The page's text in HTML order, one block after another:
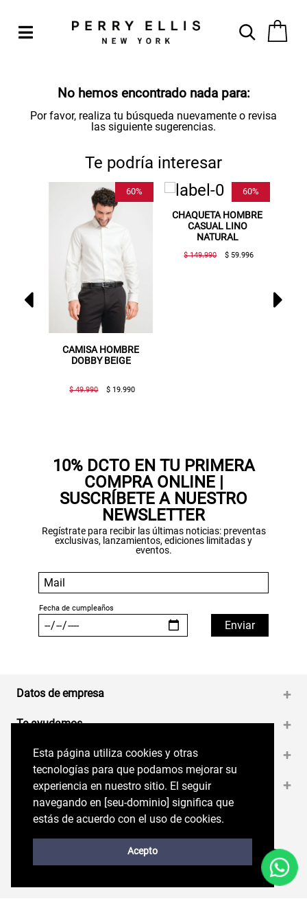
Esta página utiliza cookies y otras
tecnologías para que podamos mejorar su
experiencia en nuestro sitio. El seguir
navegando en perryellis.cl significa que estás
de acuerdo con el uso de cookies.
Acepto
Esta página utiliza cookies y otras
tecnologías para que podamos mejorar su
experiencia en nuestro sitio. El seguir
navegando en [seu-dominio] significa que
estás de acuerdo con el uso de cookies.
Acepto
No hemos encontrado nada para:
Por favor, realiza tu búsqueda nuevamente o revisa
las siguiente sugerencias.
Te podría interesar
60%
CAMISA HOMBRE
DOBBY BEIGE
$ 49.990 $ 19.990
60%
CHAQUETA HOMBRE
CASUAL LINO
NATURAL
$ 149.990 $ 59.996
10% DCTO EN TU PRIMERA
COMPRA ONLINE |
SUSCRÍBETE A NUESTRO
NEWSLETTER
Regístrate para recibir las últimas noticias: preventas
exclusivas, lanzamientos, ediciones limitadas y
eventos.
SUSPE01
Datos de empresa +
Te ayudamos +
Medios de pago +
Contáctanos +
Síguenos en nuestras RRSS
Trabaja con Nosotros